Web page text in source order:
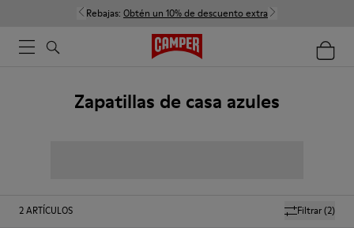
Rebajas: Obtén un 10% de descuento extra
Zapatillas de casa azules
Filtrar(2)
2ARTÍCULOS